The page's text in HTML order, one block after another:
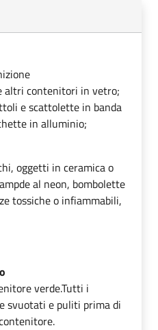
altri contenitori in vetro;
e scattolette in banda
in alluminio;
oggetti in ceramica o
al neon, bombolette
tossiche o infiammabili,
verde.Tutti i
svuotati e puliti prima di